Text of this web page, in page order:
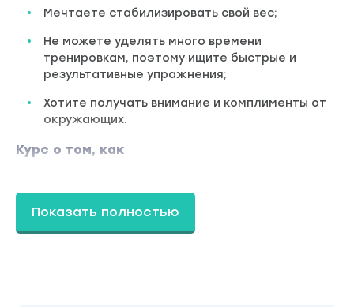
Мечтаете стабилизировать свой вес;
Не можете уделять много времени
тренировкам, поэтому ищите быстрые и
результативные упражнения;
Хотите получать внимание и комплименты от
окружающих.
Курс о том, как
домашних условиях.
Показать полностью